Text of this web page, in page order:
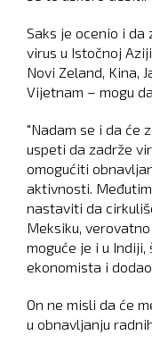
Saks je ocenio i da
virus u Istočnoj
Novi Zeland, Kina,
Vijetnam – mogu
"Nadam se i da će
uspeti da zadrže
omogućiti
aktivnosti.
nastaviti da
Meksiku,
moguće je i u Indiji,
ekonomista i
On ne misli da će
u obnavljanju